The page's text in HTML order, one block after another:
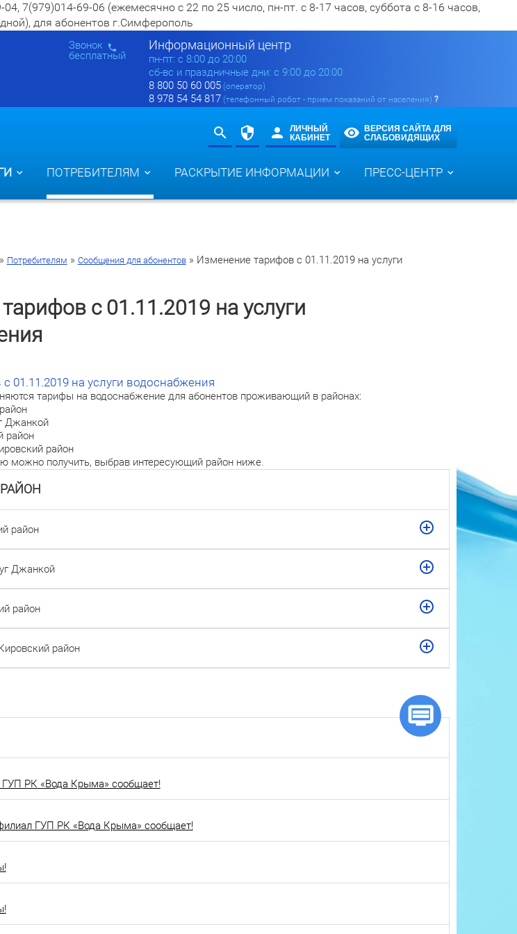
7(979)014-69-06 (ежемесячно с 22 по 25 число, пн-пт. с 8-17 часов, суббота с 8-16 часов,
для абонентов г.Симферополь
Информационный центр
пн-пт: c 8:00 до 20:00
сб-вс и праздничные дни: с 9:00 до 20:00
8 800 50 60 005 (оператор)
8 978 54 54 817 (телефонный робот - прием показаний от населения) ?
Звонок
бесплатный
ЛИЧНЫЙ
КАБИНЕТ
ВЕРСИЯ САЙТА ДЛЯ
СЛАБОВИДЯЩИХ
ПОТРЕБИТЕЛЯМ РАСКРЫТИЕ ИНФОРМАЦИИ ПРЕСС-ЦЕНТР
» Потребителям » Сообщения для абонентов» Изменение тарифов с 01.11.2019 на услуги
с 01.11.2019 на услуги
01.11.2019 на услуги водоснабжения
тарифы на водоснабжение для абонентов проживающий в районах:
Джанкой
район
район
можно получить, выбрав интересующий район ниже.
район
Джанкой
район
район
РК «Вода Крыма» сообщает!
ГУП РК «Вода Крыма» сообщает!